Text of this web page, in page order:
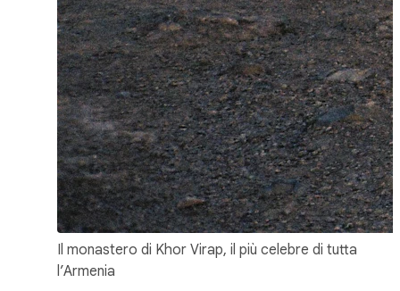
Il monastero di Khor Virap, il più celebre di tutta
l’Armenia